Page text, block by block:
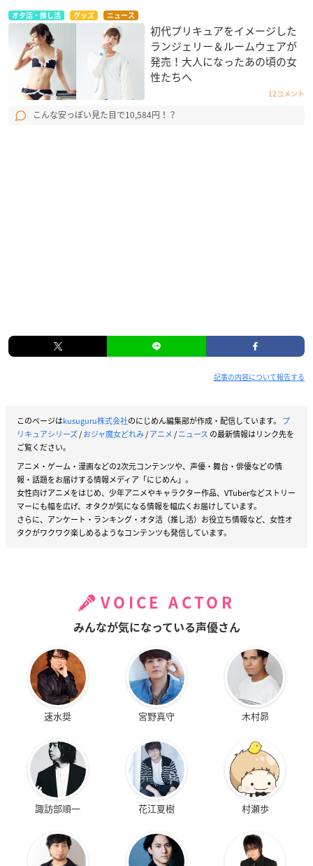
オタ活・推し活 グッズ ニュース
初代プリキュアをイメージした
ランジェリー＆ルームウェアが
発売！大人になったあの頃の女
性たちへ
12コメント
こんな安っぽい見た目で10,584円！？
記事の内容について報告する
このページはkusuguru株式会社のにじめん編集部が作成・配信しています。 プ
リキュアシリーズ/おジャ魔女どれみ/アニメ/ニュース の最新情報はリンク先を
ご覧ください。
アニメ・ゲーム・漫画などの2次元コンテンツや、声優・舞台・俳優などの情
報・話題をお届けする情報メディア「にじめん」。
女性向けアニメをはじめ、少年アニメやキャラクター作品、VTuberなどストリー
マーにも幅を広げ、オタクが気になる情報を幅広くお届けしています。
さらに、アンケート・ランキング・オタ活（推し活）お役立ち情報など、女性オ
タクがワクワク楽しめるようなコンテンツも発信しています。
VOICE ACTOR
みんなが気になっている声優さん
速水奨 宮野真守 木村昴
諏訪部順一 花江夏樹 村瀬歩